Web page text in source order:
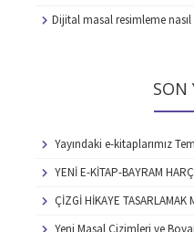
Dijital masal resimleme nasıl
SON
Yayındaki e-kitaplarımız
YENİ E-KİTAP-BAYRAM
ÇİZGİ HİKAYE TASARLAMAK
Yeni Masal Çizimleri ve